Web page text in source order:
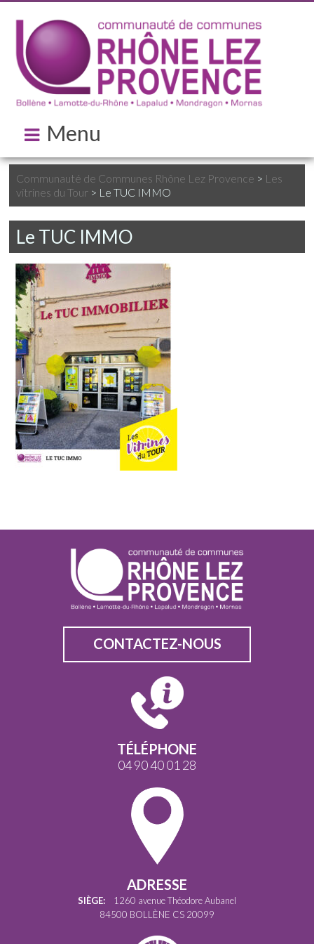
Menu
Communauté de Communes Rhône Lez Provence > Les
vitrines du Tour > Le TUC IMMO
Le TUC IMMO
CONTACTEZ-NOUS
TÉLÉPHONE
04 90 40 01 28
ADRESSE
SIÈGE: 1260 avenue Théodore Aubanel
84500 BOLLÈNE CS 20099